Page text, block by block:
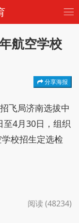
航空学校
分享海报
飞局济南选拔中
至4月30日，组织
校招生定选检
阅读 (48234)